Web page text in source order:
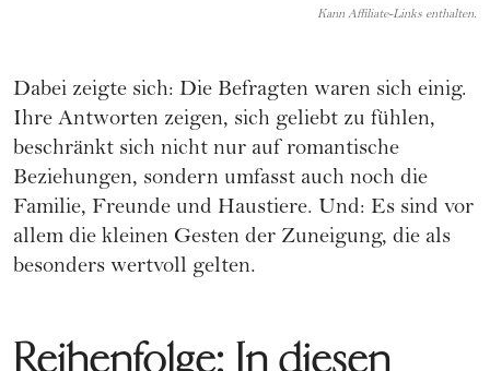
Kann Affiliate-Links enthalten.
Dabei zeigte sich: Die Befragten waren sich einig.
Ihre Antworten zeigen, sich geliebt zu fühlen,
beschränkt sich nicht nur auf romantische
Beziehungen, sondern umfasst auch noch die
Familie, Freunde und Haustiere. Und: Es sind vor
allem die kleinen Gesten der Zuneigung, die als
besonders wertvoll gelten.
Reihenfolge: In diesen